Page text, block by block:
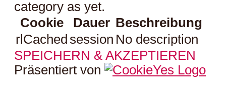
category as yet.
Cookie
Dauer Beschreibung
rlCached session No description
SPEICHERN & AKZEPTIEREN
Präsentiert von